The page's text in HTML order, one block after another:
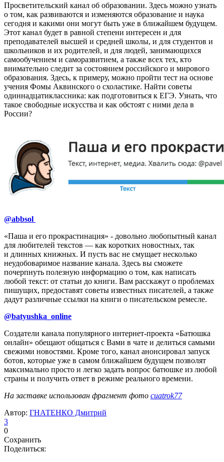
Просветительский канал об образовании. Здесь можно узнать
о том, как развиваются и изменяются образование и наука
сегодня и какими они могут быть уже в ближайшем будущем.
Этот канал будет в равной степени интересен и для
преподавателей высшей и средней школы, и для студентов и
школьников и их родителей, и для людей, занимающихся
самообучением и саморазвитием, а также всех тех, кто
внимательно следит за состоянием российского и мирового
образования. Здесь, к примеру, можно пройти тест на основе
учения Фомы Аквинского о схоластике. Найти советы
одиннадцатиклассника: как подготовиться к ЕГЭ. Узнать, что
такое свободные искусства и как обстоят с ними дела в
России?
@abbsol
«Паша и его прокрастинация» - довольно любопытный канал
для любителей текстов — как коротких новостных, так
и длинных книжных. И пусть вас не смущает несколько
неудобоваримое название канала. Здесь вы сможете
почерпнуть полезную информацию о том, как написать
любой текст: от статьи до книги. Вам расскажут о проблемах
пишущих, предоставят советы известных писателей, а также
дадут различные ссылки на книги о писательском ремесле.
@batyushka_online
Создатели канала популярного интернет-проекта «Батюшка
онлайн» обещают общаться с Вами в чате и делиться самыми
свежими новостями. Кроме того, канал анонсировал запуск
ботов, которые уже в самом ближайшем будущем позволят
максимально просто и легко задать вопрос батюшке из любой
страны и получить ответ в режиме реального времени.
На заставке использован фрагмент фото cuatrok77
Автор: ГНАТЕНКО Дмитрий
3
0
Сохранить
Поделиться: